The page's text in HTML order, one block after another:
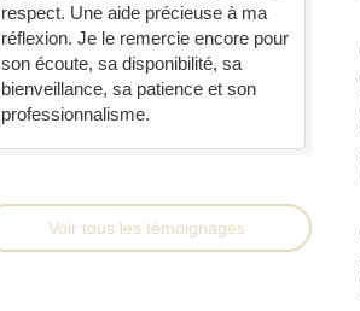
respect. Une aide précieuse à ma
réflexion. Je le remercie encore pour
son écoute, sa disponibilité, sa
bienveillance, sa patience et son
professionnalisme.
Voir tous les témoignages